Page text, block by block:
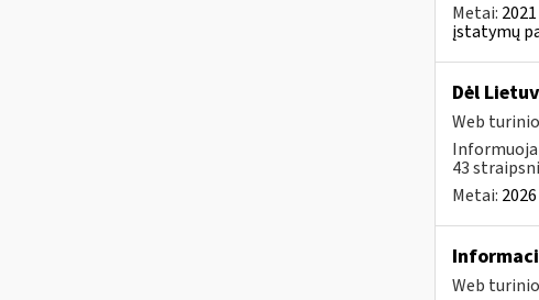
Metai: 2021
įstatymų
Dėl
Web
43
Metai: 2026
Web